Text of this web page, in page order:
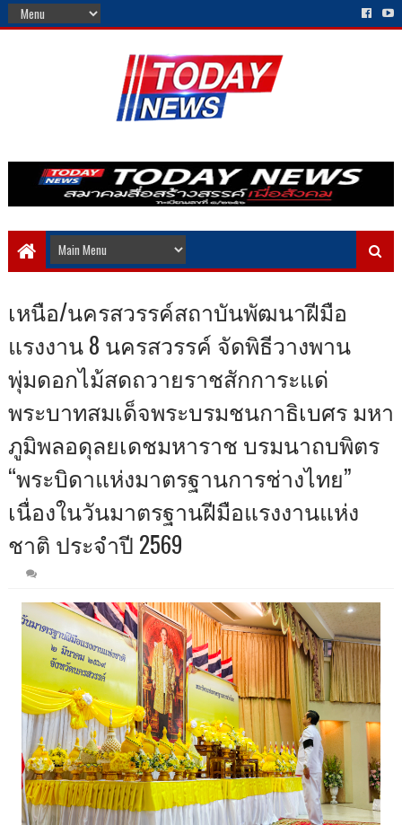
เหนือ/นครสวรรค์สถาบันพัฒนาฝีมือ
แรงงาน 8 นครสวรรค์ จัดพิธีวางพาน
พุ่มดอกไม้สดถวายราชสักการะแด่
พระบาทสมเด็จพระบรมชนกาธิเบศร มหา
ภูมิพลอดุลยเดชมหาราช บรมนาถบพิตร
“พระบิดาแห่งมาตรฐานการช่างไทย”
เนื่องในวันมาตรฐานฝีมือแรงงานแห่ง
ชาติ ประจำปี 2569